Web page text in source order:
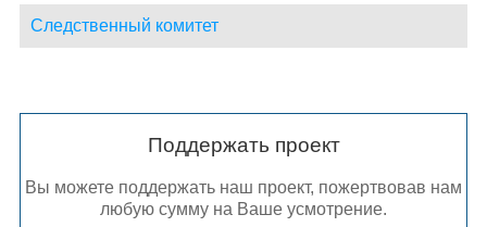
Следственный комитет
Поддержать проект
Вы можете поддержать наш проект, пожертвовав нам
любую сумму на Ваше усмотрение.